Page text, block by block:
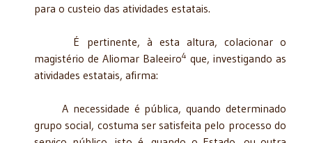
para o custeio das atividades estatais.
É pertinente, à esta altura, colacionar o
magistério de Aliomar Baleeiro4 que, investigando as
atividades estatais, afirma:
A necessidade é pública, quando determinado
grupo social, costuma ser satisfeita pelo processo do